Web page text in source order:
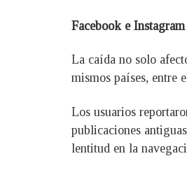
Facebook e
La caída no solo
mismos países, entre
Los usuarios
publicaciones
lentitud en la